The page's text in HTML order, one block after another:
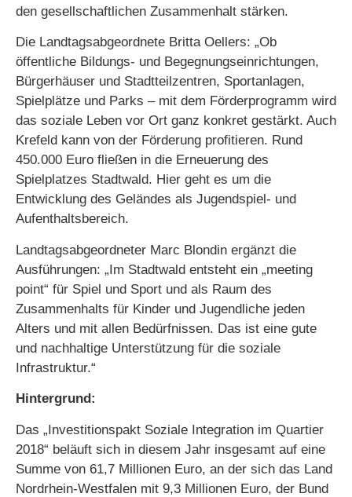
den gesellschaftlichen Zusammenhalt stärken.
Die Landtagsabgeordnete Britta Oellers: „Ob
öffentliche Bildungs- und Begegnungseinrichtungen,
Bürgerhäuser und Stadtteilzentren, Sportanlagen,
Spielplätze und Parks – mit dem Förderprogramm wird
das soziale Leben vor Ort ganz konkret gestärkt. Auch
Krefeld kann von der Förderung profitieren. Rund
450.000 Euro fließen in die Erneuerung des
Spielplatzes Stadtwald. Hier geht es um die
Entwicklung des Geländes als Jugendspiel- und
Aufenthaltsbereich.
Landtagsabgeordneter Marc Blondin ergänzt die
Ausführungen: „Im Stadtwald entsteht ein „meeting
point“ für Spiel und Sport und als Raum des
Zusammenhalts für Kinder und Jugendliche jeden
Alters und mit allen Bedürfnissen. Das ist eine gute
und nachhaltige Unterstützung für die soziale
Infrastruktur.“
Hintergrund:
Das „Investitionspakt Soziale Integration im Quartier
2018“ beläuft sich in diesem Jahr insgesamt auf eine
Summe von 61,7 Millionen Euro, an der sich das Land
Nordrhein-Westfalen mit 9,3 Millionen Euro, der Bund